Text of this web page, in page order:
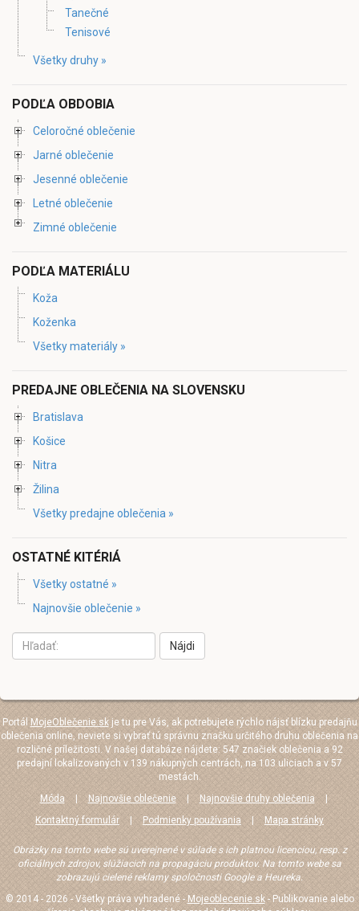
Tanečné
Tenisové
Všetky druhy »
PODĽA OBDOBIA
Celoročné oblečenie
Jarné oblečenie
Jesenné oblečenie
Letné oblečenie
Zimné oblečenie
PODĽA MATERIÁLU
Koža
Koženka
Všetky materiály »
PREDAJNE OBLEČENIA NA SLOVENSKU
Bratislava
Košice
Nitra
Žilina
Všetky predajne oblečenia »
OSTATNÉ KITÉRIÁ
Všetky ostatné »
Najnovšie oblečenie »
Nájdi
Portál MojeOblečenie.skje tu pre Vás, ak potrebujete rýchlo nájsť blízku predajňu
oblečenia online, neviete si vybrať tú správnu značku určitého druhu oblečenia na
rozličné príležitosti. V našej databáze nájdete: 547 značiek oblečenia a 92
predajní lokalizovaných v 139 nákupných centrách, na 103 uliciach a v 57
mestách.
Móda
Najnovšie oblečenie Najnovšie druhy oblečenia
Kontaktný formulár
Podmienky používania Mapa stránky
Obrázky na tomto webe sú uverejnené v súlade s ich platnou licenciou, resp. z
oficiálnych zdrojov, slúžiacich na propagáciu produktov. Na tomto webe sa
zobrazujú cielené reklamy spoločnosti Google a Heureka.
© 2014 - 2026 - Všetky práva vyhradené - Mojeoblecenie.sk- Publikovanie alebo